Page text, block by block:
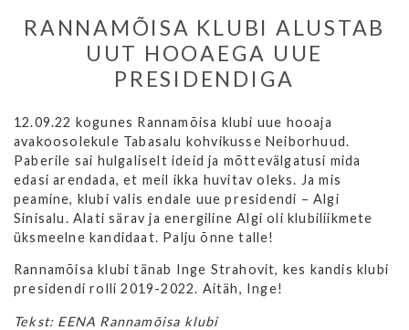
RANNAMÕISA KLUBI ALUSTAB
UUT HOOAEGA UUE
PRESIDENDIGA
12.09.22 kogunes Rannamõisa klubi uue hooaja
avakoosolekule Tabasalu kohvikusse Neiborhuud.
Paberile sai hulgaliselt ideid ja mõttevälgatusi mida
edasi arendada, et meil ikka huvitav oleks. Ja mis
peamine, klubi valis endale uue presidendi – Algi
Sinisalu. Alati särav ja energiline Algi oli klubiliikmete
üksmeelne kandidaat. Palju õnne talle!
Rannamõisa klubi tänab Inge Strahovit, kes kandis klubi
presidendi rolli 2019-2022. Aitäh, Inge!
Tekst: EENA Rannamõisa klubi